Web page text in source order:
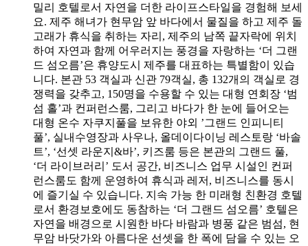
밀리 호텔로서 자연을 더한 라이프스타일을 경험해 보세
요. 제주 해녀가 현무암 앞 바다에서 물질을 하고 제주 돌
고래가 휴식을 취하는 자리, 제주의 남쪽 끝자락에 위치
하여 자연과 함께 어우러지는 풍경을 자랑하는 ‘더 그랜
드 섬오름’은 휴양도시 제주를 대표하는 특별함이 있습
니다. 본관 53 객실과 신관 79객실, 총 132개의 객실로 경
쟁력을 갖추고, 150명을 수용할 수 있는 대형 연회장 ‘범
섬 홀’과 컨퍼런스룸, 그리고 바다가 한 눈에 들어오는
대형 온수 자쿠지풀을 보유한 야외 ’그랜드 인피니티
풀’, 실내수영장과 사우나, 올데이다이닝 레스토랑 ‘바솔
트’, ‘선셋 라운지&바’, 키즈룸 등은 본관의 그랜드 풀,
‘더 라이브러리’ 도서 공간, 비즈니스 업무 시설인 컨퍼
런스룸도 함께 운영하여 휴식과 레저, 비즈니스를 동시
에 즐기실 수 있습니다. 지속 가능 한 미래형 친환경 호텔
로서 환경보호에도 동참하는 ‘더 그랜드 섬오름’ 호텔은
자연을 배경으로 시원한 바다 바람과 병풍 같은 범섬, 현
무암 바닷가와 아름다운 선셋을 한 폭에 담을 수 있는 오